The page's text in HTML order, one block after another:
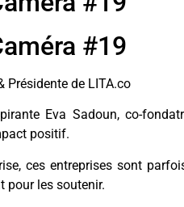
#19
Présidente de LITA.co
Eva Sadoun, co-
positif.
ces entreprises sont
pour les soutenir.